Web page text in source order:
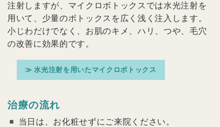
注射しますが、マイクロボトックスでは水光注射を
用いて、少量のボトックスを広く浅く注入します。
小じわだけでなく、お肌のキメ、ハリ、つや、毛穴
の改善に効果的です。
≫ 水光注射を用いたマイクロボトックス
治療の流れ
当日は、お化粧せずにご来院ください。